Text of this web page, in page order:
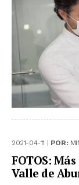
2021-04-11 | POR:
FOTOS:
Valle de